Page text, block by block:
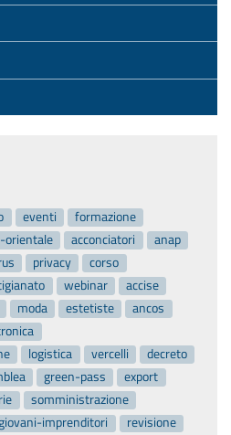
eventi
formazione
orientale
acconciatori
anap
privacy
corso
webinar
accise
moda estetiste
ancos
logistica vercelli
decreto
green-pass
export
somministrazione
imprenditori
revisione